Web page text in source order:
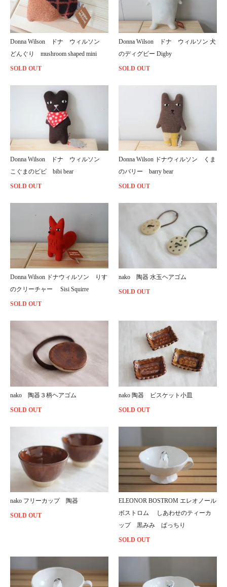
Donna Wilson ドナ ウィルソン
どんぐり mushroom shaped mini
SOLD OUT
Donna Wilson ドナ ウィルソン 犬
のディグビー Digby
SOLD OUT
Donna Wilson ドナ ウィルソン
こぐまのビビ bibi bear
SOLD OUT
Donna Wilson ドナウィルソン くま
のバリー barry bear
SOLD OUT
Donna Wilson ドナウィルソン りす
のクリーチャー Sisi Squirre
SOLD OUT
nako 陶器 水玉ヘアゴム
SOLD OUT
nako 陶器３柄ヘアゴム
SOLD OUT
nako 陶器 ビスケット小皿
SOLD OUT
nako フリーカップ 陶器
SOLD OUT
ELEONOR BOSTROM エレオノール
ボストロム しあわせのティーカ
ップ 黒みみ ぱっちり
SOLD OUT